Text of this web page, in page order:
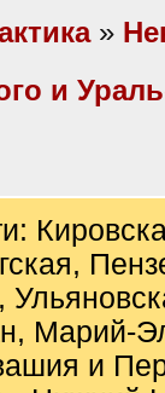
»
и
Марий-
и